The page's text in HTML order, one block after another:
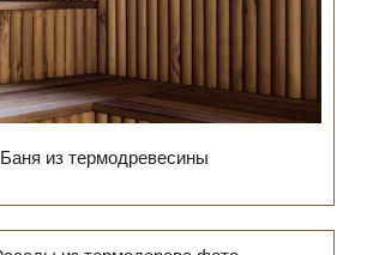
Баня из термодревесины